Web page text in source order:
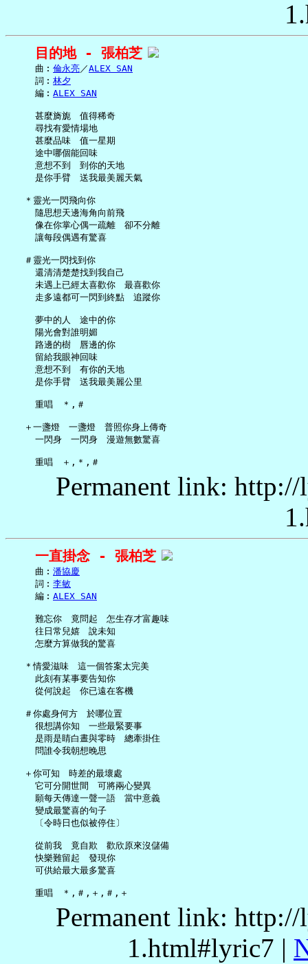
目的地 - 張柏芝
     曲︰
倫永亮／ALEX SAN
     詞︰
林夕
     編︰
ALEX SAN
     甚麼旖旎　值得稀奇
     尋找有愛情場地
     甚麼品味　值一星期
     途中哪個能回味
     意想不到　到你的天地
     是你手臂　送我最美麗天氣
   ＊靈光一閃飛向你
     隨思想天邊海角向前飛
     像在你掌心偶一疏離　卻不分離
     讓每段偶遇有驚喜
   ＃靈光一閃找到你
     還清清楚楚找到我自己
     未遇上已經太喜歡你　最喜歡你
     走多遠都可一閃到終點　追蹤你
     夢中的人　途中的你
     陽光會對誰明媚
     路邊的樹　唇邊的你
     留給我眼神回味
     意想不到　有你的天地
     是你手臂　送我最美麗公里
     重唱　＊,＃
   ＋一盞燈　一盞燈　普照你身上傳奇
     一閃身　一閃身　漫遊無數驚喜
Permanent link:
一直掛念 - 張柏芝
     曲︰
潘協慶
     詞︰
李敏
     編︰
ALEX SAN
     難忘你　竟問起　怎生存才富趣味
     往日常兒嬉　說未知
     怎麼方算做我的驚喜
   ＊情愛滋味　這一個答案太完美
     此刻有某事要告知你
     從何說起　你已遠在客機
   ＃你處身何方　於哪位置
     很想講你知　一些最緊要事
     是雨是睛白晝與零時　總牽掛住
     問誰令我朝想晚思
   ＋你可知　時差的最壞處
     它可分開世間　可將兩心變異
     願每天傳達一聲一語　當中意義
     變成最驚喜的句子
     〔令時日也似被停住〕
     從前我　竟自欺　歡欣原來沒儲備
     快樂難留起　發現你
     可供給最大最多驚喜
Permanent link:
1.html#lyric7 |